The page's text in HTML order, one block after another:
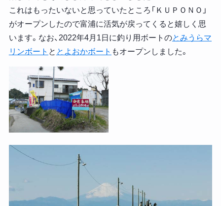
これはもったいないと思っていたところ「ＫＵＰＯＮＯ」
がオープンしたので富浦に活気が戻ってくると嬉しく思
います。なお、2022年4月1日に釣り用ボートのとみうらマ
リンボート と とよおかボート もオープンしました。